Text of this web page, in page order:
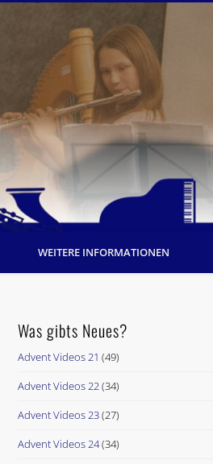
WEITERE INFORMATIONEN
Was gibts Neues?
Advent Videos 21 (49)
Advent Videos 22(34)
Advent Videos 23(27)
Advent Videos 24(34)